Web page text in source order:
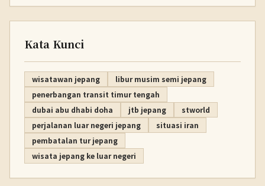
Kata Kunci
wisatawan jepang
libur musim semi jepang
penerbangan transit timur tengah
dubai abu dhabi doha
jtb jepang
stworld
perjalanan luar negeri jepang
situasi iran
pembatalan tur jepang
wisata jepang ke luar negeri